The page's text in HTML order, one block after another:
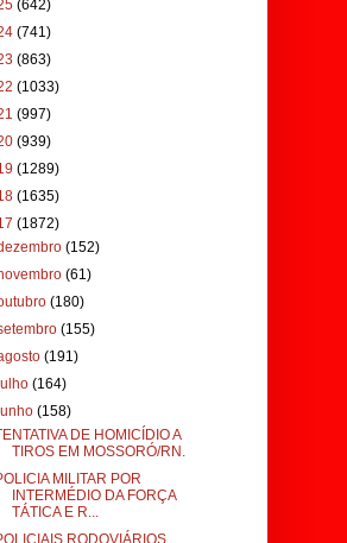
(642)
(741)
(863)
(1033)
(997)
(939)
(1289)
(1635)
(1872)
(152)
(61)
(180)
(155)
(191)
(164)
(158)
DE HOMICÍDIO A
TIROS EM MOSSORÓ/RN.
MILITAR POR
INTERMÉDIO DA FORÇA
TÁTICA E R...
RODOVIÁRIOS